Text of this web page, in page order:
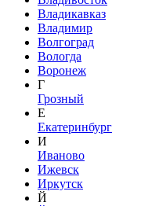
Владикавказ
Владимир
Волгоград
Вологда
Воронеж
Г
Грозный
Е
Екатеринбург
И
Иваново
Ижевск
Иркутск
Й